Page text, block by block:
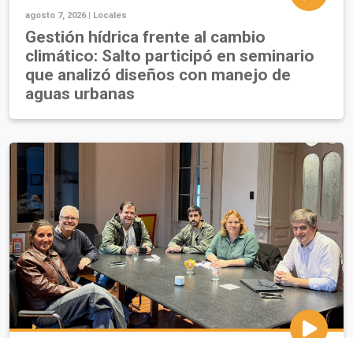
agosto 7, 2026 | Locales
Gestión hídrica frente al cambio
climático: Salto participó en seminario
que analizó diseños con manejo de
aguas urbanas